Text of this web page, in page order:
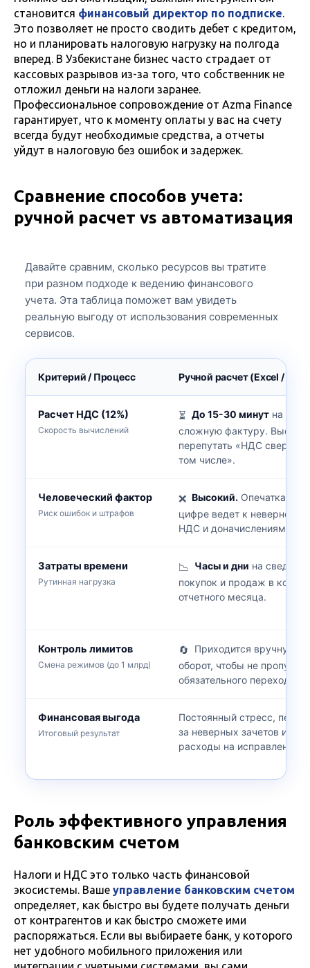
становится финансовый директор по подписке.
Это позволяет не просто сводить дебет с кредитом,
но и планировать налоговую нагрузку на полгода
вперед. В Узбекистане бизнес часто страдает от
кассовых разрывов из-за того, что собственник не
отложил деньги на налоги заранее.
Профессиональное сопровождение от Azma Finance
гарантирует, что к моменту оплаты у вас на счету
всегда будут необходимые средства, а отчеты
уйдут в налоговую без ошибок и задержек.
Сравнение способов учета:
ручной расчет vs автоматизация
Давайте сравним, сколько ресурсов вы тратите
при разном подходе к ведению финансового
учета. Эта таблица поможет вам увидеть
реальную выгоду от использования современных
сервисов.
Критерий / Процесс Ручной расчет (Excel /
Расчет НДС (12%)
Скорость вычислений
⏳ До 15-30 минут на одну
сложную фактуру.
перепутать «НДС сверху»
том числе».
Человеческий фактор
Риск ошибок и штрафов
❌ Высокий. Опечатка в
цифре ведет к неверному
НДС и доначислениям от
Затраты времени
Рутинная нагрузка
📉 Часы и дни на
покупок и продаж в конце
отчетного месяца.
Контроль лимитов
Смена режимов (до 1 млрд)
🔄
Приходится вручную
оборот, чтобы не
обязательного перехода
Финансовая выгода
Итоговый результат
Постоянный стресс,
за неверных зачетов и
расходы на исправление
Роль эффективного управления
банковским счетом
Налоги и НДС это только часть финансовой
экосистемы. Ваше управление банковским счетом
определяет, как быстро вы будете получать деньги
от контрагентов и как быстро сможете ими
распоряжаться. Если вы выбираете банк, у которого
нет удобного мобильного приложения или